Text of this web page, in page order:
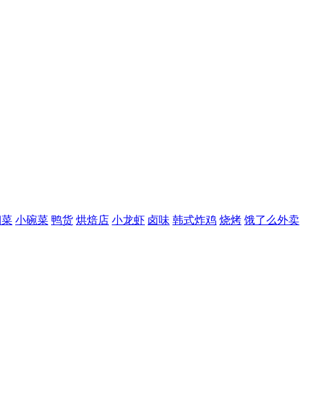
小碗菜 鸭货 烘焙店 小龙虾 卤味 韩式炸鸡 烧烤 饿了么外卖